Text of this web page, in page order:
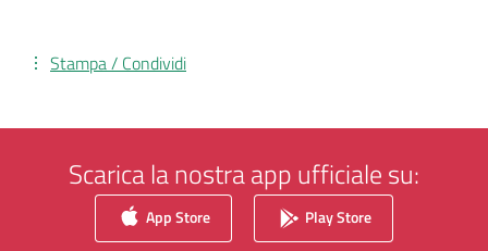
Stampa / Condividi
Scarica la nostra app ufficiale su:
App Store Play Store